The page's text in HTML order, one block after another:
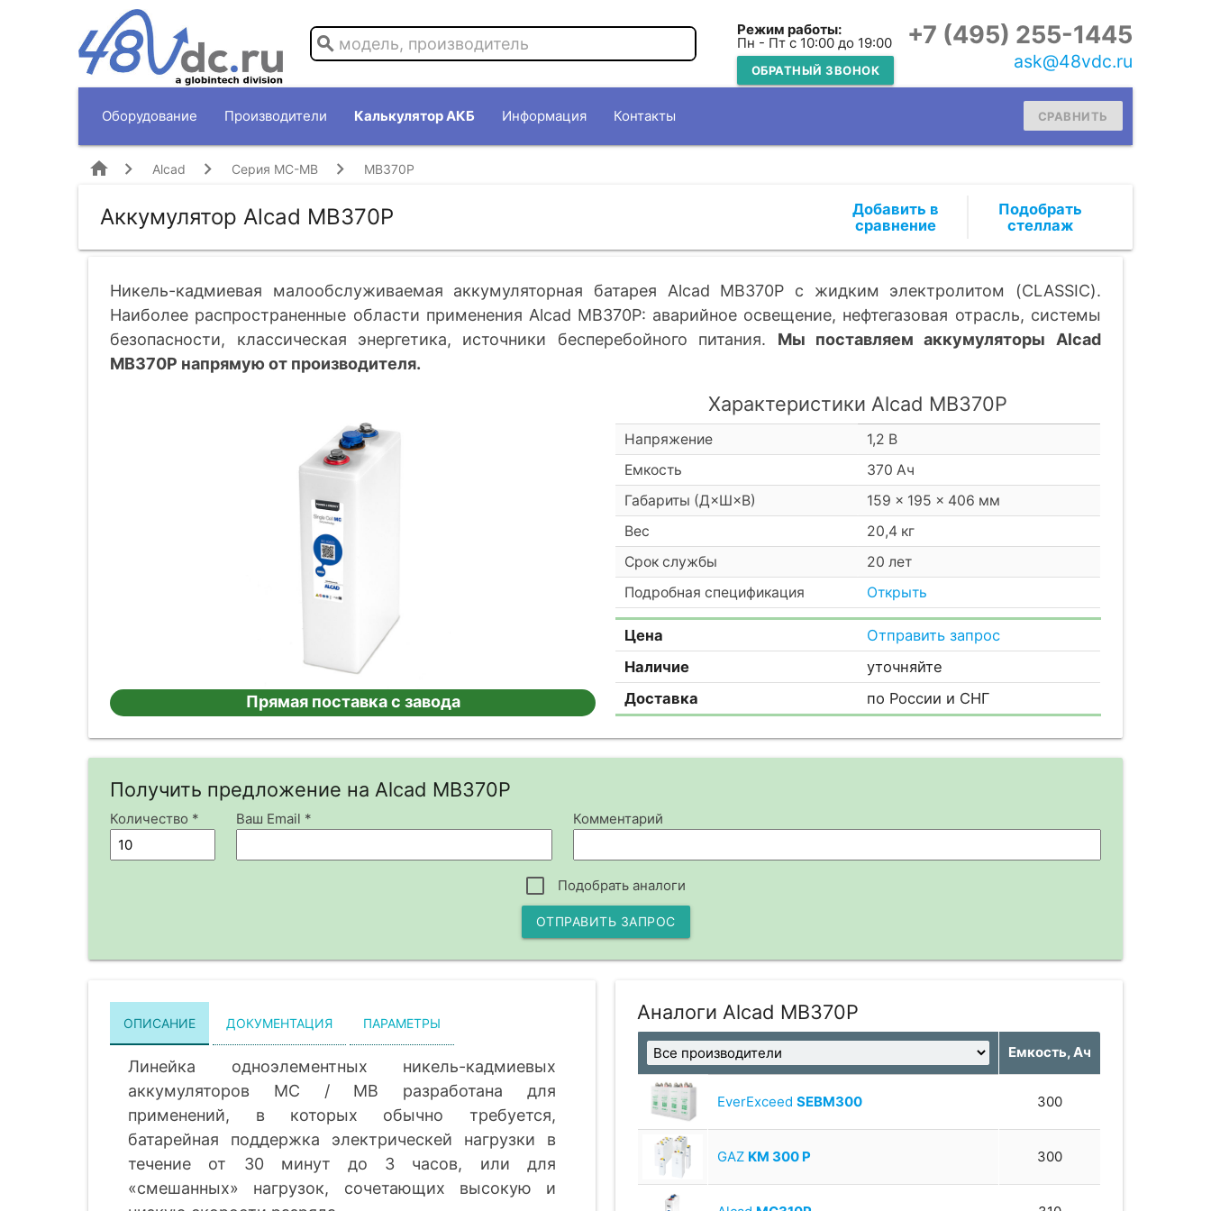
search
Режим работы:
Пн - Пт с 10:00 до 19:00
ОБРАТНЫЙ ЗВОНОК
+7 (495) 255-1445
ask@48vdc.ru
Оборудование Производители Калькулятор АКБ Информация Контакты СРАВНИТЬ
home Alcad Серия MC-MB MB370P
Аккумулятор Alcad MB370P
Подобрать
стеллаж
Никель-кадмиевая малообслуживаемая аккумуляторная батарея Alcad MB370P c жидким электролитом (CLASSIC).
Наиболее распространенные области применения Alcad MB370P: аварийное освещение, нефтегазовая отрасль, системы
безопасности, классическая энергетика, источники бесперебойного питания.
Мы поставляем аккумуляторы Alcad
MB370P напрямую от производителя.
Прямая поставка с завода
Характеристики Alcad MB370P
Напряжение
1,2 В
Емкость
370 Ач
Габариты (Д×Ш×В)
159 × 195 × 406 мм
Вес
20,4 кг
Срок службы
20 лет
Подробная спецификация
Открыть
Цена
Отправить запрос
Наличие
уточняйте
Доставка
по России и СНГ
Получить предложение на Alcad MB370P
Количество * Ваш Email * Комментарий
Подобрать аналоги
ОТПРАВИТЬ ЗАПРОС
ОПИСАНИЕ ДОКУМЕНТАЦИЯ ПАРАМЕТРЫ
Линейка одноэлементных никель-кадмиевых
аккумуляторов MC / MB разработана для
применений, в которых обычно требуется,
батарейная поддержка электрическей нагрузки в
течение от 30 минут до 3 часов, или для
«смешанных» нагрузок, сочетающих высокую и
Аналоги Alcad MB370P
Емкость, Ач
EverExceedSEBM300 300
GAZ KM 300 P 300